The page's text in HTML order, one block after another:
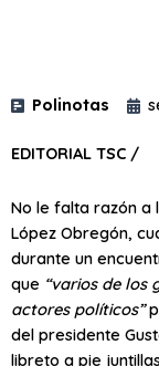
Polinotas
EDITORIAL TSC /
No le falta razón a
López Obregón,
durante un
que “varios de los
actores políticos”
del presidente
libreto a pie